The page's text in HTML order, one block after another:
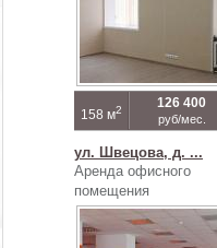
158 м2 126 400
руб/мес.
ул. Швецова, д. ...
Аренда офисного
помещения